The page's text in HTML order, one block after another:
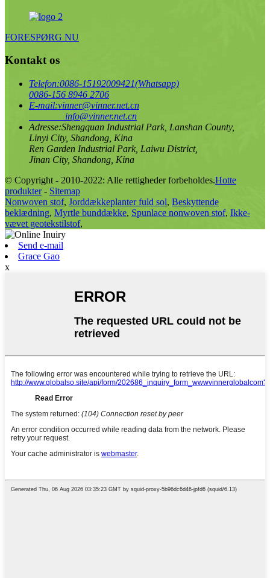
FORESPØRG NU
Kontakt os
Telefon:0086-15192009421(Whatsapp)
0086-156 8946 2706
E-mail:vinner@vinner.net.cn
info@vinner.net.cn
Adresse:Shengquan Industrial Park, Lanshan County,
Linyi City, Shandong, Kina
Ren Garden Industrial Park, Laiwu District,
Jinan City, Shandong, Kina
© Copyright - 2010-2022: Alle rettigheder forbeholdes.Hotte
produkter- Sitemap
Nonwoven stof, Jorddækkeplanter fuld sol, Beskyttende
beklædning, Myrtle bunddække, Spunlace nonwoven stof, Ikke-
vævet geotekstilstof,
Send e-mail
Grace Gao
x